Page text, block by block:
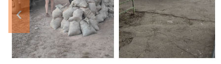
‹